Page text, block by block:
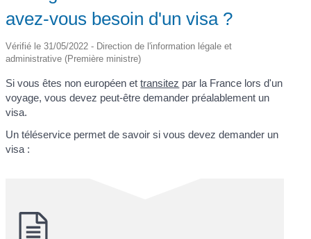
avez-vous besoin d'un visa ?
Vérifié le 31/05/2022 - Direction de l'information légale et
administrative (Première ministre)
Si vous êtes non européen ettransitez par la France lors d'un
voyage, vous devez peut-être demander préalablement un
visa.
Un téléservice permet de savoir si vous devez demander un
visa :